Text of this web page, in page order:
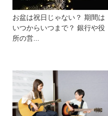
お盆は祝日じゃない？ 期間は
いつからいつまで？ 銀行や役
所の営...